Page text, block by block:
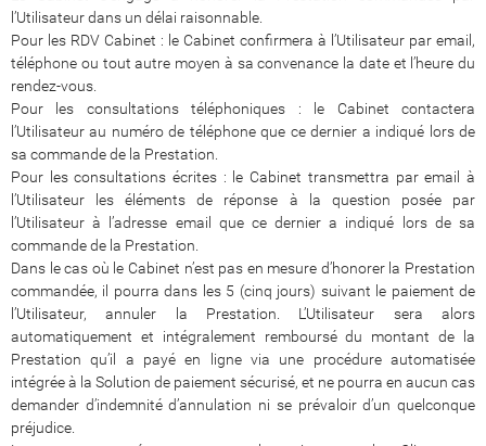
l’Utilisateur dans un délai raisonnable.
Pour les RDV Cabinet : le Cabinet confirmera à l’Utilisateur par email,
téléphone ou tout autre moyen à sa convenance la date et l’heure du
rendez-vous.
Pour les consultations téléphoniques : le Cabinet contactera
l’Utilisateur au numéro de téléphone que ce dernier a indiqué lors de
sa commande de la Prestation.
Pour les consultations écrites : le Cabinet transmettra par email à
l’Utilisateur les éléments de réponse à la question posée par
l’Utilisateur à l’adresse email que ce dernier a indiqué lors de sa
commande de la Prestation.
Dans le cas où le Cabinet n’est pas en mesure d’honorer la Prestation
commandée, il pourra dans les 5 (cinq jours) suivant le paiement de
l’Utilisateur, annuler la Prestation. L’Utilisateur sera alors
automatiquement et intégralement remboursé du montant de la
Prestation qu’il a payé en ligne via une procédure automatisée
intégrée à la Solution de paiement sécurisé, et ne pourra en aucun cas
demander d’indemnité d’annulation ni se prévaloir d’un quelconque
préjudice.